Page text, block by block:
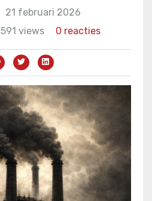
21 februari 2026
591 views 0 reacties